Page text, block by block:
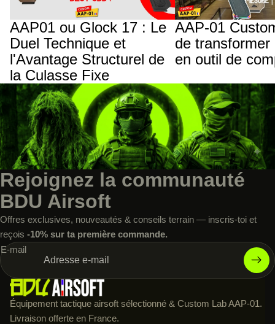
AAP01 ou Glock 17 : Le
Duel Technique et
l'Avantage Structurel de
la Culasse Fixe
AAP-01
de transformer
en outil de
Rejoignez la communauté
BDU Airsoft
Offres exclusives, nouveautés & conseils terrain — inscris-toi et
reçois -10% sur ta première commande.
E-mail
Équipement tactique airsoft sélectionné & Custom Lab AAP-01.
Livraison offerte en France.